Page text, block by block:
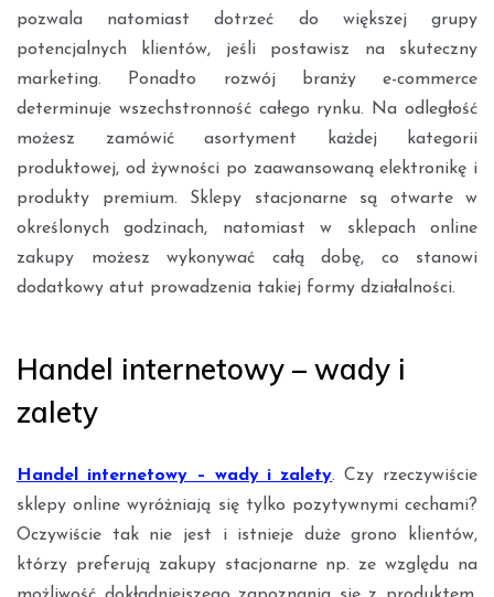
pozwala natomiast dotrzeć do większej grupy
potencjalnych klientów, jeśli postawisz na skuteczny
marketing. Ponadto rozwój branży e-commerce
determinuje wszechstronność całego rynku. Na odległość
możesz zamówić asortyment każdej kategorii
produktowej, od żywności po zaawansowaną elektronikę i
produkty premium. Sklepy stacjonarne są otwarte w
określonych godzinach, natomiast w sklepach online
zakupy możesz wykonywać całą dobę, co stanowi
dodatkowy atut prowadzenia takiej formy działalności.
Handel internetowy – wady i
zalety
Handel internetowy – wady i zalety. Czy rzeczywiście
sklepy online wyróżniają się tylko pozytywnymi cechami?
Oczywiście tak nie jest i istnieje duże grono klientów,
którzy preferują zakupy stacjonarne np. ze względu na